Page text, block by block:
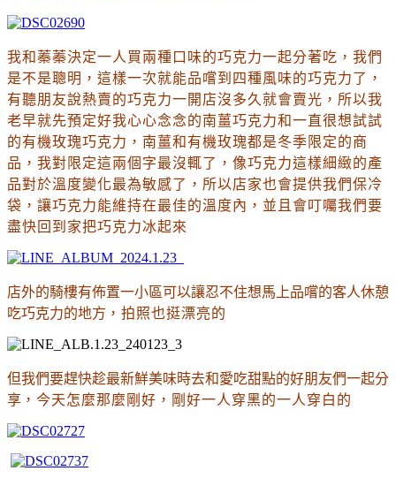
我和蓁蓁決定一人買兩種口味的巧克力一起分著吃 ，我們
是不是聰明 ，這樣一次就能品嚐到四種風味的巧克力了 ，
有聽朋友說熱賣的巧克力一開店沒多久就會賣光 ，所以我
老早就先預定好我心心念念的南薑巧克力和一直很想試試
的有機玫瑰巧克力 ，南薑和有機玫瑰都是冬季限定的商
品 ，我對限定這兩個字最沒輒了 ，像巧克力這樣細緻的產
品對於溫度變化最為敏感了 ，所以店家也會提供我們保冷
袋 ，讓巧克力能維持在最佳的溫度內 ，並且會叮囑我們要
盡快回到家把巧克力冰起來
店外的騎樓有佈置一小區可以讓忍不住想馬上品嚐的客人休憩
吃巧克力的地方 ，拍照也挺漂亮的
但我們要趕快趁最新鮮美味時去和愛吃甜點的好朋友們一起分
享 ，今天怎麼那麼剛好 ，剛好一人穿黑的一人穿白的